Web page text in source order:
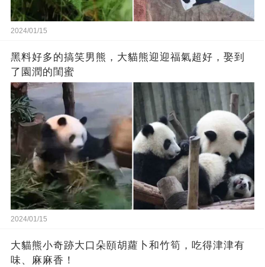
2024/01/15
黑料好多的搞笑男熊，大貓熊迎迎福氣超好，娶到
了園潤的閨蜜
2024/01/15
大貓熊小奇跡大口朵頤胡蘿卜和竹筍，吃得津津有
味、麻麻香！